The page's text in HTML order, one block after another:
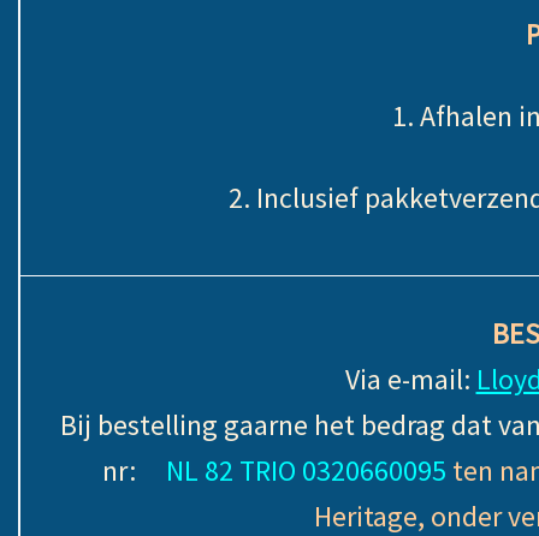
1. Afhalen
2. Inclusief
Via e-mail:
Bij bestelling gaarne het bedrag dat
nr: NL 82 TRIO 0320660095 ten
Heritage, onder